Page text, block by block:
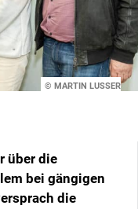
© MARTIN LUSSER
über die
bei gängigen
die